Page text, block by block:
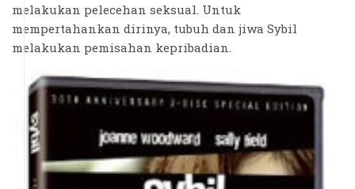
melakukan pelecehan seksual. Untuk
mempertahankan dirinya, tubuh dan jiwa Sybil
melakukan pemisahan kepribadian.